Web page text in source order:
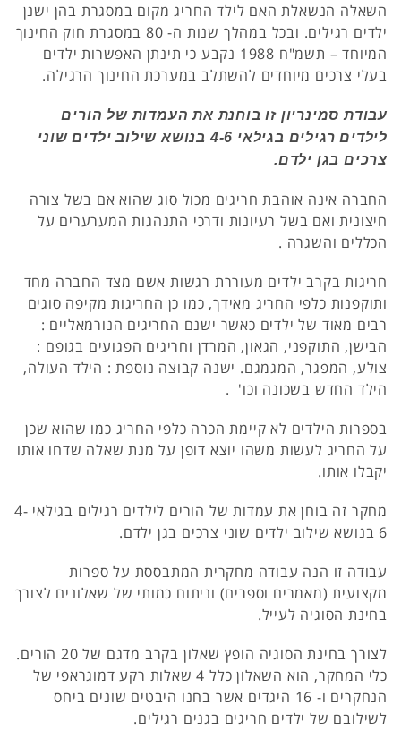
השאלה הנשאלת האם לילד החריג מקום במסגרת בהן ישנן
ילדים רגילים. ובכל במהלך שנות ה- 80 במסגרת חוק החינוך
המיוחד – תשמ"ח 1988 נקבע כי תינתן האפשרות ילדים
בעלי צרכים מיוחדים להשתלב במערכת החינוך הרגילה.
עבודת סמינריון זו בוחנת את העמדות של הורים
לילדים רגילים בגילאי 4-6 בנושא שילוב ילדים שוני
צרכים בגן ילדם.
החברה אינה אוהבת חריגים מכול סוג שהוא אם בשל צורה
חיצונית ואם בשל רעיונות ודרכי התנהגות המערערים על
הכללים והשגרה .
חריגות בקרב ילדים מעוררת רגשות אשם מצד החברה מחד
ותוקפנות כלפי החריג מאידך, כמו כן החריגות מקיפה סוגים
רבים מאוד של ילדים כאשר ישנם החריגים הנורמאליים :
הבישן, התוקפני, הגאון, המרדן וחריגים הפגועים בגופם :
צולע, המפגר, המגמגם. ישנה קבוצה נוספת : הילד העולה,
הילד החדש בשכונה וכו' .
בספרות הילדים לא קיימת הכרה כלפי החריג כמו שהוא שכן
על החריג לעשות משהו יוצא דופן על מנת שאלה שדחו אותו
יקבלו אותו.
מחקר זה בוחן את עמדות של הורים לילדים רגילים בגילאי 4-
6 בנושא שילוב ילדים שוני צרכים בגן ילדם.
עבודה זו הנה עבודה מחקרית המתבססת על ספרות
מקצועית (מאמרים וספרים) וניתוח כמותי של שאלונים לצורך
בחינת הסוגיה לעייל.
לצורך בחינת הסוגיה הופץ שאלון בקרב מדגם של 20 הורים.
כלי המחקר, הוא השאלון כלל 4 שאלות רקע דמוגראפי של
הנחקרים ו- 16 היגדים אשר בחנו היבטים שונים ביחס
לשילובם של ילדים חריגים בגנים רגילים.